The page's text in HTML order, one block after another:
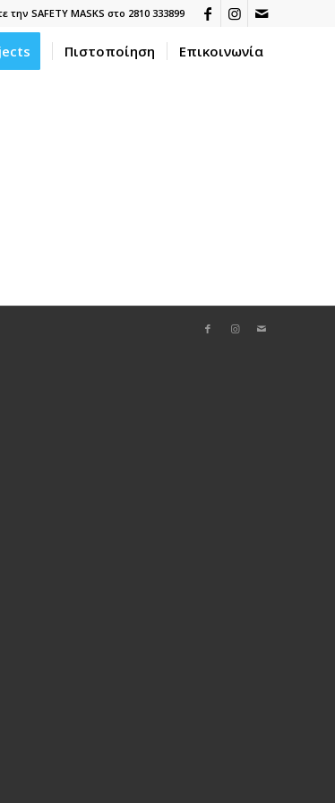
την SAFETY MASKS στο 2810 333899
Πιστοποίηση Επικοινωνία